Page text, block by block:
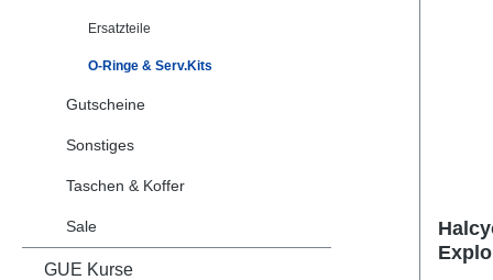
Ersatzteile
O-Ringe & Serv.Kits
Gutscheine
Sonstiges
Taschen & Koffer
Sale
GUE Kurse